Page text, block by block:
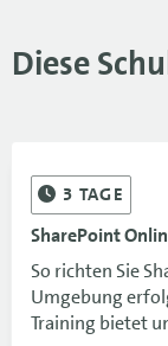
Diese
3 TAGE
SharePoint
So richten Sie
Umgebung
Training bietet